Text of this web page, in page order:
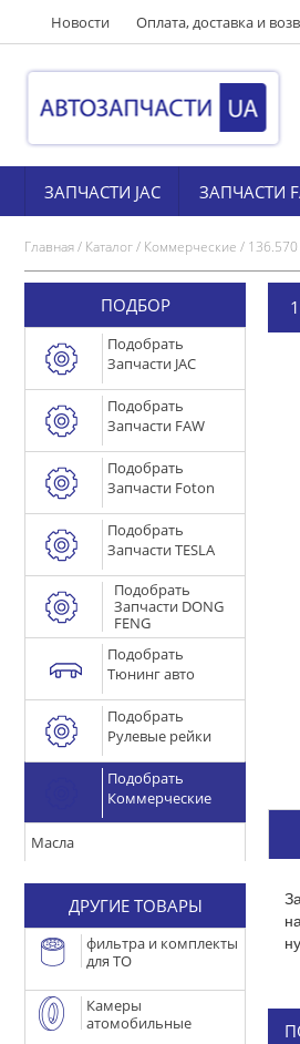
Новости Оплата, доставка и
ЗАПЧАСТИ JAC ЗАПЧАСТИ
Главная/ Каталог/ Коммерческие / 136.570
ПОДБОР
Подобрать
Запчасти JAC
Подобрать
Запчасти FAW
Подобрать
Запчасти Foton
Подобрать
Запчасти TESLA
Подобрать
Запчасти DONG
FENG
Подобрать
Тюнинг авто
Подобрать
Рулевые рейки
Подобрать
Коммерческие
Масла
ДРУГИЕ ТОВАРЫ
фильтра и комплекты
для ТО
Камеры
атомобильные